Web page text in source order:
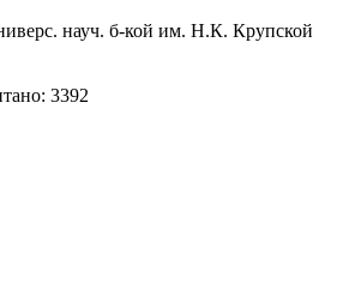
науч. б-кой им. Н.К. Крупской
3392